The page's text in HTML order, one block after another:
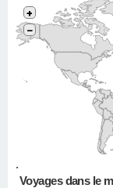
•
+
−
Voyages dans le